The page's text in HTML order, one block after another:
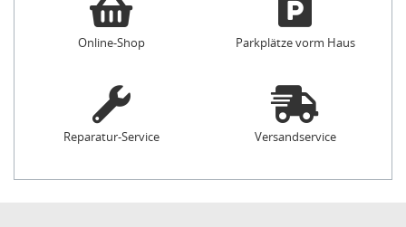
Online-Shop Parkplätze vorm Haus
Reparatur-Service Versandservice